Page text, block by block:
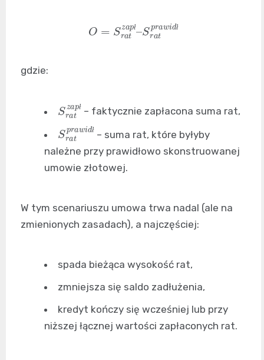
ra apł–S ratpraw
gdzie:
Srat ap ł
– faktycznie zapłacona suma rat,
Sratpra – suma rat, które byłyby
należne przy prawidłowo skonstruowanej
umowie złotowej.
W tym scenariuszu umowa trwa nadal (ale na
zmienionych zasadach), a najczęściej:
spada bieżąca wysokość rat,
zmniejsza się saldo zadłużenia,
kredyt kończy się wcześniej lub przy
niższej łącznej wartości zapłaconych rat.